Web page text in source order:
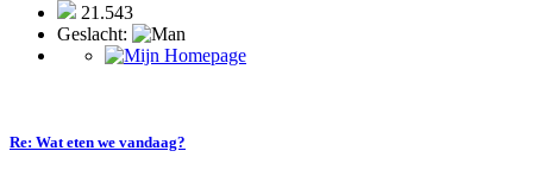
21.543
Geslacht:
Re: Wat eten we vandaag?